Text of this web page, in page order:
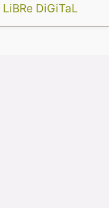
DiGiTaL